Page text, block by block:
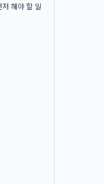
해야 할 일